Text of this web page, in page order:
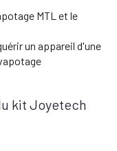
MTL et le
un appareil d'une
kit Joyetech